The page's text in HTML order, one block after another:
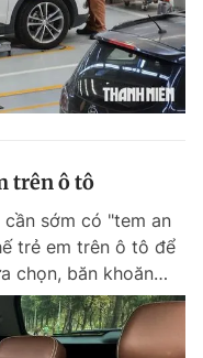
quảng cáo
404
soạn Chính sách bảo
ngày 24.3.2020
Niên. Cấm sao chép
thuận bằng văn bản.
trên ô tô
cần sớm có "tem an
trẻ em trên ô tô để
chọn, băn khoăn…